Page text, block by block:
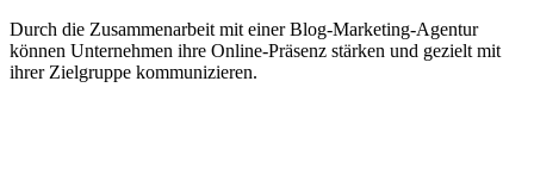
Durch die Zusammenarbeit mit einer Blog-Marketing-Agentur
können Unternehmen ihre Online-Präsenz stärken und gezielt mit
ihrer Zielgruppe kommunizieren.